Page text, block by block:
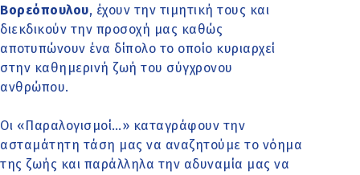
Βορεόπουλου, έχουν την τιμητική τους και
διεκδικούν την προσοχή μας καθώς
αποτυπώνουν ένα δίπολο το οποίο κυριαρχεί
στην καθημερινή ζωή του σύγχρονου
ανθρώπου.
Οι «Παραλογισμοί…» καταγράφουν την
ασταμάτητη τάση μας να αναζητούμε το νόημα
της ζωής και παράλληλα την αδυναμία μας να